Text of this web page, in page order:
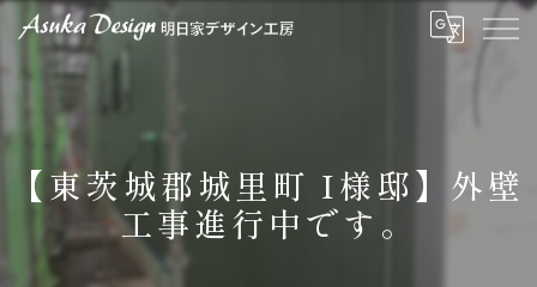
【東茨城郡城里町 I様邸】外壁
工事進行中です。